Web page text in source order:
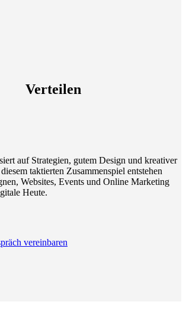
Verteilen
auf Strategien, gutem Design und kreativer
taktierten Zusammenspiel entstehen
Websites, Events und Online Marketing
Heute.
vereinbaren